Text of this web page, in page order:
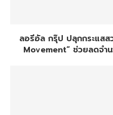
ลอรีอัล กรุ๊ป ปลุกกระแส
Movement” ช่วยลดจำ